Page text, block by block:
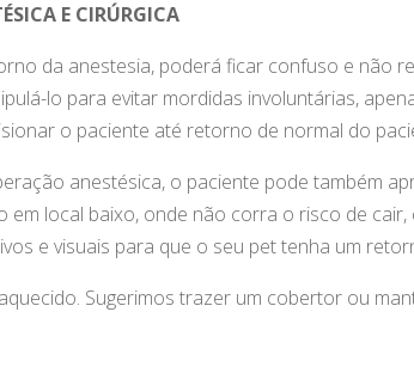
E CIRÚRGICA
da anestesia, poderá ficar confuso e não
lo para evitar mordidas involuntárias,
o paciente até retorno de normal do
anestésica, o paciente pode também
em local baixo, onde não corra o risco de
e visuais para que o seu pet tenha um
Sugerimos trazer um cobertor ou